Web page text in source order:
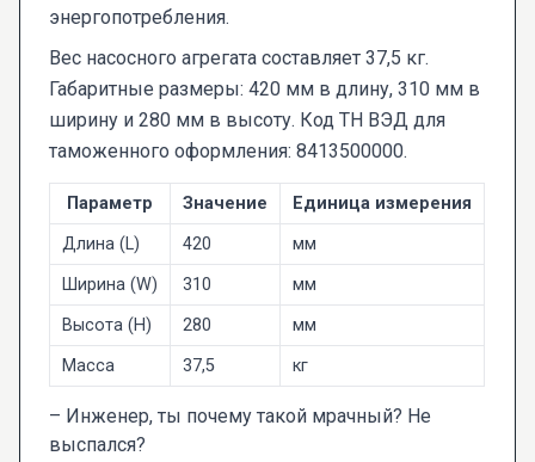
энергопотребления.
Вес насосного агрегата составляет 37,5 кг.
Габаритные размеры: 420 мм в длину, 310 мм в
ширину и 280 мм в высоту. Код ТН ВЭД для
таможенного оформления: 8413500000.
Параметр Значение
Единица измерения
Длина (L)
420
мм
Ширина (W)
310
мм
Высота (H)
280
мм
Масса
37,5 кг
– Инженер, ты почему такой мрачный? Не
выспался?